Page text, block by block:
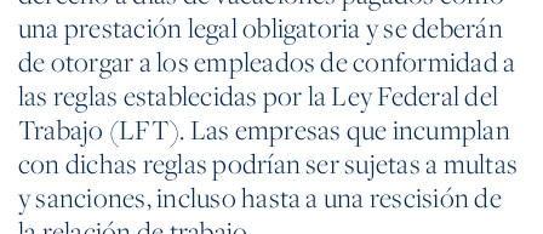
una prestación legal obligatoria y se deberán
de otorgar a los empleados de conformidad a
las reglas establecidas por la Ley Federal del
Trabajo (LFT). Las empresas que incumplan
con dichas reglas podrían ser sujetas a multas
y sanciones, incluso hasta a una rescisión de